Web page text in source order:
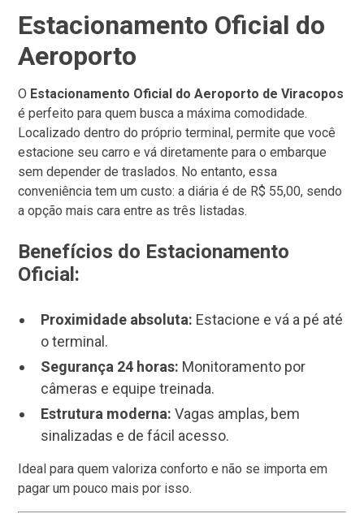
Estacionamento Oficial do
Aeroporto
O Estacionamento Oficial do Aeroporto de Viracopos
é perfeito para quem busca a máxima comodidade.
Localizado dentro do próprio terminal, permite que você
estacione seu carro e vá diretamente para o embarque
sem depender de traslados. No entanto, essa
conveniência tem um custo: a diária é de R$ 55,00, sendo
a opção mais cara entre as três listadas.
Benefícios do Estacionamento
Oficial:
Proximidade absoluta: Estacione e vá a pé até
o terminal.
Segurança 24 horas: Monitoramento por
câmeras e equipe treinada.
Estrutura moderna: Vagas amplas, bem
sinalizadas e de fácil acesso.
Ideal para quem valoriza conforto e não se importa em
pagar um pouco mais por isso.